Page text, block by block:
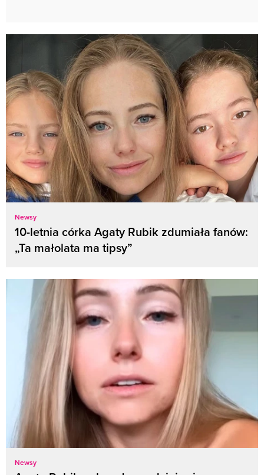
Newsy
10-letnia córka Agaty Rubik zdumiała fanów:
„Ta małolata ma tipsy”
Newsy